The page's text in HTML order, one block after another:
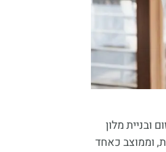
ובניית מלון
וממוצב כאחד